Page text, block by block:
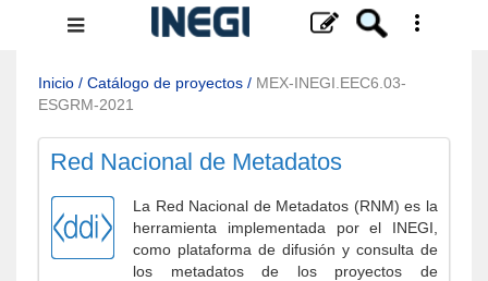
Menú
navegación
Inicio / Catálogo de proyectos / MEX-INEGI.EEC6.03-
ESGRM-2021
Red Nacional de Metadatos
La Red Nacional de Metadatos (RNM) es la
herramienta implementada por el INEGI,
como plataforma de difusión y consulta de
los metadatos de los proyectos de